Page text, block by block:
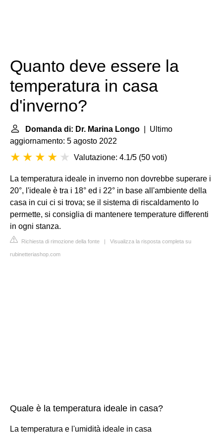
Quanto deve essere la
temperatura in casa
d'inverno?
Domanda di: Dr. Marina Longo | Ultimo
aggiornamento: 5 agosto 2022
Valutazione: 4.1/5 (50 voti)
La temperatura ideale in inverno non dovrebbe superare i
20°, l'ideale è tra i 18° ed i 22° in base all'ambiente della
casa in cui ci si trova; se il sistema di riscaldamento lo
permette, si consiglia di mantenere temperature differenti
in ogni stanza.
Richiesta di rimozione della fonte | Visualizza la risposta completa su
rubinetteriashop.com
Quale è la temperatura ideale in casa?
La temperatura e l'umidità ideale in casa